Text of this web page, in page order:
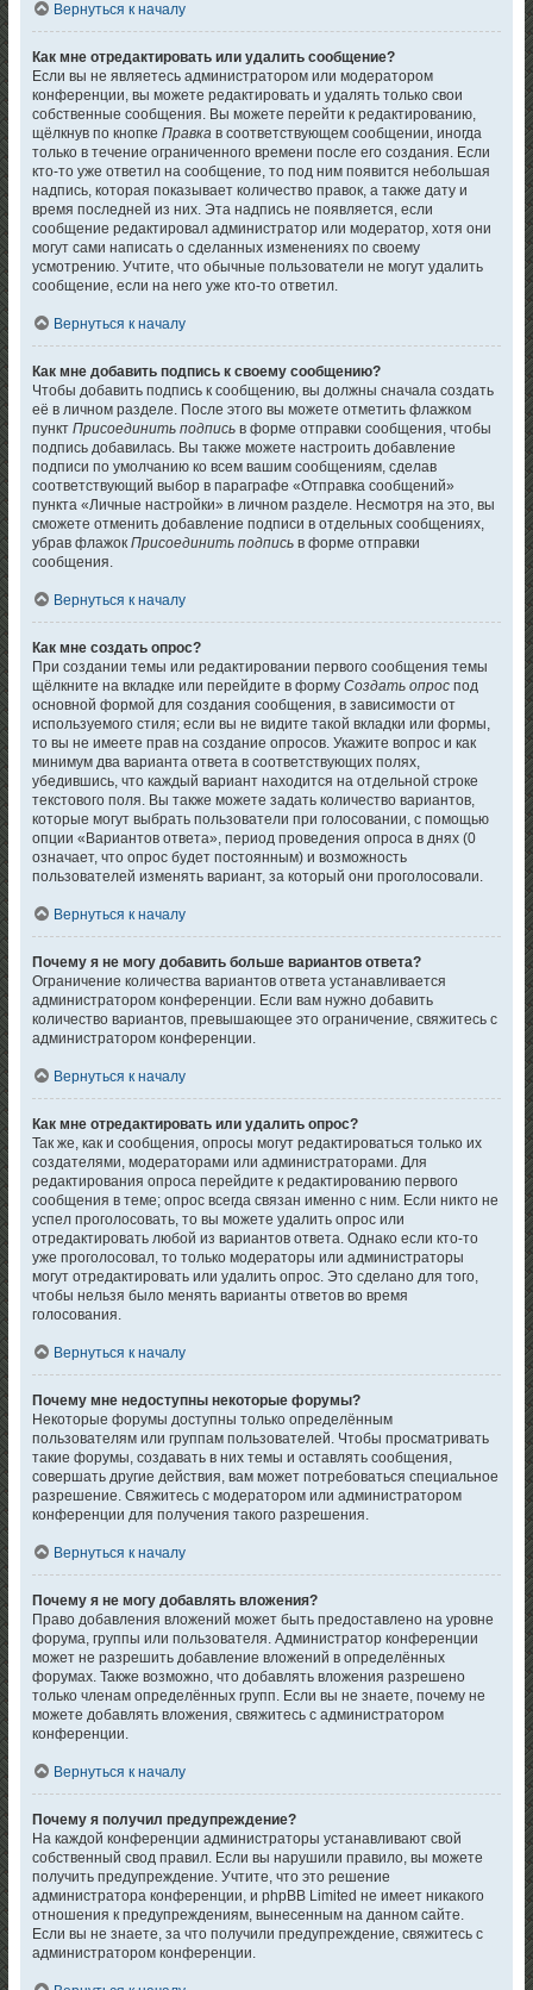
Вернуться к началу
Как мне отредактировать или удалить сообщение?
Если вы не являетесь администратором или модератором
конференции, вы можете редактировать и удалять только свои
собственные сообщения. Вы можете перейти к редактированию,
щёлкнув по кнопкеПравка в соответствующем сообщении, иногда
только в течение ограниченного времени после его создания. Если
кто-то уже ответил на сообщение, то под ним появится небольшая
надпись, которая показывает количество правок, а также дату и
время последней из них. Эта надпись не появляется, если
сообщение редактировал администратор или модератор, хотя они
могут сами написать о сделанных изменениях по своему
усмотрению. Учтите, что обычные пользователи не могут удалить
сообщение, если на него уже кто-то ответил.
Вернуться к началу
Как мне добавить подпись к своему сообщению?
Чтобы добавить подпись к сообщению, вы должны сначала создать
её в личном разделе. После этого вы можете отметить флажком
пунктПрисоединить подпись в форме отправки сообщения, чтобы
подпись добавилась. Вы также можете настроить добавление
подписи по умолчанию ко всем вашим сообщениям, сделав
соответствующий выбор в параграфе «Отправка сообщений»
пункта «Личные настройки» в личном разделе. Несмотря на это, вы
сможете отменить добавление подписи в отдельных сообщениях,
убрав флажокПрисоединить подпись в форме отправки
сообщения.
Вернуться к началу
Как мне создать опрос?
При создании темы или редактировании первого сообщения темы
щёлкните на вкладке или перейдите в формуСоздать опрос под
основной формой для создания сообщения, в зависимости от
используемого стиля; если вы не видите такой вкладки или формы,
то вы не имеете прав на создание опросов. Укажите вопрос и как
минимум два варианта ответа в соответствующих полях,
убедившись, что каждый вариант находится на отдельной строке
текстового поля. Вы также можете задать количество вариантов,
которые могут выбрать пользователи при голосовании, с помощью
опции «Вариантов ответа», период проведения опроса в днях (0
означает, что опрос будет постоянным) и возможность
пользователей изменять вариант, за который они проголосовали.
Вернуться к началу
Почему я не могу добавить больше вариантов ответа?
Ограничение количества вариантов ответа устанавливается
администратором конференции. Если вам нужно добавить
количество вариантов, превышающее это ограничение, свяжитесь с
администратором конференции.
Вернуться к началу
Как мне отредактировать или удалить опрос?
Так же, как и сообщения, опросы могут редактироваться только их
создателями, модераторами или администраторами. Для
редактирования опроса перейдите к редактированию первого
сообщения в теме; опрос всегда связан именно с ним. Если никто не
успел проголосовать, то вы можете удалить опрос или
отредактировать любой из вариантов ответа. Однако если кто-то
уже проголосовал, то только модераторы или администраторы
могут отредактировать или удалить опрос. Это сделано для того,
чтобы нельзя было менять варианты ответов во время
голосования.
Вернуться к началу
Почему мне недоступны некоторые форумы?
Некоторые форумы доступны только определённым
пользователям или группам пользователей. Чтобы просматривать
такие форумы, создавать в них темы и оставлять сообщения,
совершать другие действия, вам может потребоваться специальное
разрешение. Свяжитесь с модератором или администратором
конференции для получения такого разрешения.
Вернуться к началу
Почему я не могу добавлять вложения?
Право добавления вложений может быть предоставлено на уровне
форума, группы или пользователя. Администратор конференции
может не разрешить добавление вложений в определённых
форумах. Также возможно, что добавлять вложения разрешено
только членам определённых групп. Если вы не знаете, почему не
можете добавлять вложения, свяжитесь с администратором
конференции.
Вернуться к началу
Почему я получил предупреждение?
На каждой конференции администраторы устанавливают свой
собственный свод правил. Если вы нарушили правило, вы можете
получить предупреждение. Учтите, что это решение
администратора конференции, и phpBB Limited не имеет никакого
отношения к предупреждениям, вынесенным на данном сайте.
Если вы не знаете, за что получили предупреждение, свяжитесь с
администратором конференции.